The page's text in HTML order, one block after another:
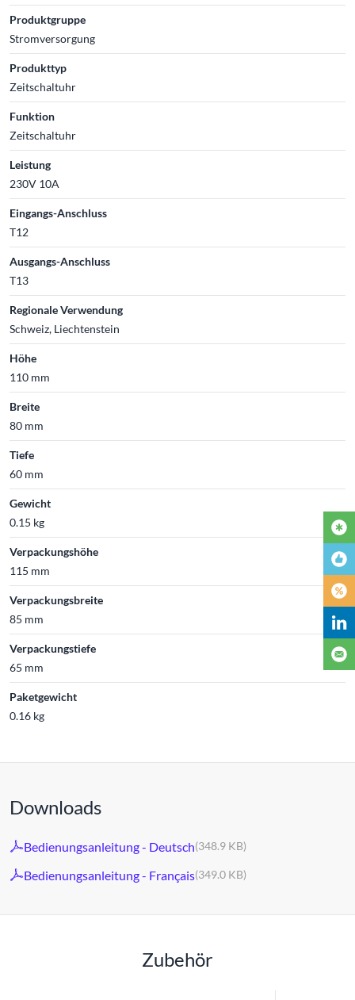
Produktgruppe
Stromversorgung
Produkttyp
Zeitschaltuhr
Funktion
Zeitschaltuhr
Leistung
230V 10A
Eingangs-Anschluss
T12
Ausgangs-Anschluss
T13
Regionale Verwendung
Schweiz, Liechtenstein
Höhe
110 mm
Breite
80 mm
Tiefe
60 mm
Gewicht
0.15 kg
Verpackungshöhe
115 mm
Verpackungsbreite
85 mm
Verpackungstiefe
65 mm
Paketgewicht
0.16 kg
Downloads
Bedienungsanleitung - Deutsch(348.9 KB)
Bedienungsanleitung - Français(349.0 KB)
Zubehör